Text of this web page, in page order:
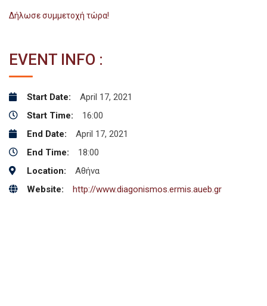
Δήλωσε συμμετοχή τώρα!
EVENT INFO :
Start Date:
April 17, 2021
Start Time:
16:00
End Date:
April 17, 2021
End Time:
18:00
Location:
Αθήνα
Website:
http://www.diagonismos.ermis.aueb.gr